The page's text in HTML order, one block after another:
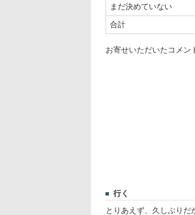
まだ決めていない
合計
お寄せいただいたコメン
行く
とりあえず、久しぶりだ